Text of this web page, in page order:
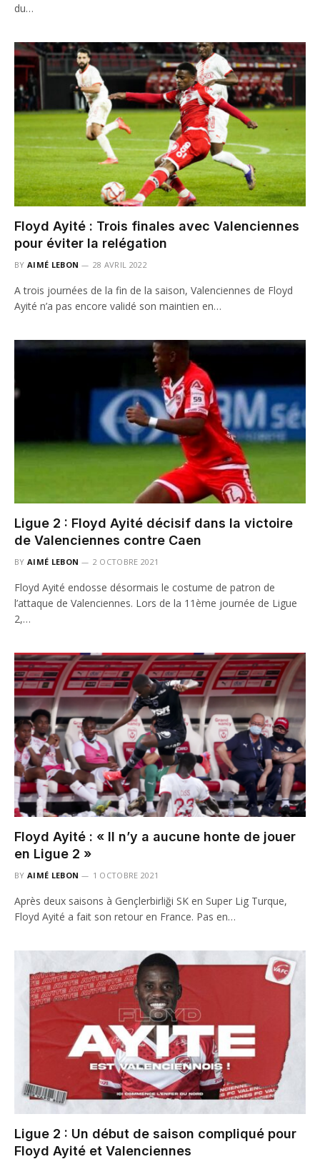
du…
Floyd Ayité : Trois finales avec Valenciennes
pour éviter la relégation
BY AIMÉ LEBON 28 AVRIL 2022
A trois journées de la fin de la saison, Valenciennes de Floyd
Ayité n’a pas encore validé son maintien en…
Ligue 2 : Floyd Ayité décisif dans la victoire
de Valenciennes contre Caen
BY AIMÉ LEBON 2 OCTOBRE 2021
Floyd Ayité endosse désormais le costume de patron de
l’attaque de Valenciennes. Lors de la 11ème journée de Ligue
2,…
Floyd Ayité : « Il n’y a aucune honte de jouer
en Ligue 2 »
BY AIMÉ LEBON 1 OCTOBRE 2021
Après deux saisons à Gençlerbirliği SK en Super Lig Turque,
Floyd Ayité a fait son retour en France. Pas en…
Ligue 2 : Un début de saison compliqué pour
Floyd Ayité et Valenciennes